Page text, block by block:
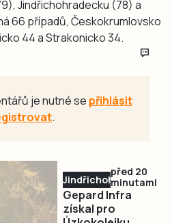
Jindřichohradecku (78) a
66 případů, Českokrumlovsko
44 a Strakonicko 34.
je nutné se přihlásit
.
Jindřichohradecko
před 20
minutami
Gepard Infra
získal pro